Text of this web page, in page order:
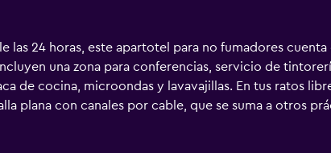
24 horas, este apartotel para no fumadores cuenta
una zona para conferencias, servicio de
de cocina, microondas y lavavajillas. En tus ratos
plana con canales por cable, que se suma a otros
tipo lluvia. Citadines Place d’Italie Paris ofrece 169
tiene un mobiliario y decoración diferentes.